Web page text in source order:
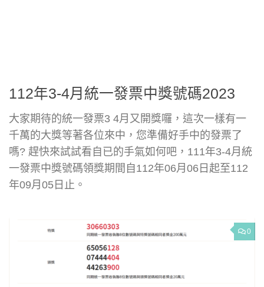
112年3-4月統一發票中獎號碼2023
大家期待的統一發票3 4月又開獎囉，這次一樣有一
千萬的大獎等著各位來中，您準備好手中的發票了
嗎? 趕快來試試看自已的手氣如何吧，111年3-4月統
一發票中獎號碼領獎期間自112年06月06日起至112
年09月05日止。
0